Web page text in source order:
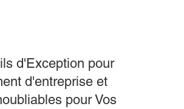
d'Exception pour
d'entreprise et
pour Vos